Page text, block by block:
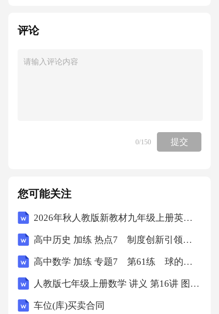
评论
0/150 提交
您可能关注
2026年秋人教版新教材九年级上册英语Unit 3单元测试A卷（含答案）
高中历史 加练 热点7 制度创新引领 完善治理体系
高中数学 加练 专题7 第61练 球的切、接问题
人教版七年级上册数学 讲义 第16讲 图形的认识初步复习讲义+练习（学生版）
车位(库)买卖合同